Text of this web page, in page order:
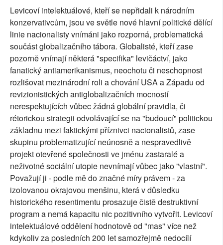
Levicoví intelektuálové, kteří se nepřidali k národním
konzervativcům, jsou ve světle nové hlavní politické dělící
linie nacionalisty vnímáni jako rozporná, problematická
součást globalizačního tábora. Globalisté, kteří zase
pozorně vnímají některá "specifika" levičáctví, jako
fanatický antiamerikanismus, neochotu či neschopnost
rozlišovat mezinárodní roli a chování USA a Západu od
revizionistických antiglobalizačních mocností
nerespektujících vůbec žádná globální pravidla, či
rétorickou strategii odvolávající se na "budoucí" politickou
základnu mezi faktickými příznivci nacionalistů, zase
skupinu problematizující neúnosně a nespravedlivě
projekt otevřené společnosti ve jménu zastaralé a
neživotné sociální utopie nevnímají vůbec jako "vlastní".
Považují ji - podle mě do značné míry právem - za
izolovanou okrajovou menšinu, která v důsledku
historického resentimentu prosazuje čistě destruktivní
program a nemá kapacitu nic pozitivního vytvořit. Levicoví
intelektuálové oddělení hodnotově od "mas" více než
kdykoliv za posledních 200 let samozřejmě nedocílí